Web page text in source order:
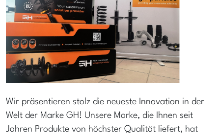
Wir präsentieren stolz die neueste Innovation in der
Welt der Marke GH! Unsere Marke, die Ihnen seit
Jahren Produkte von höchster Qualität liefert, hat